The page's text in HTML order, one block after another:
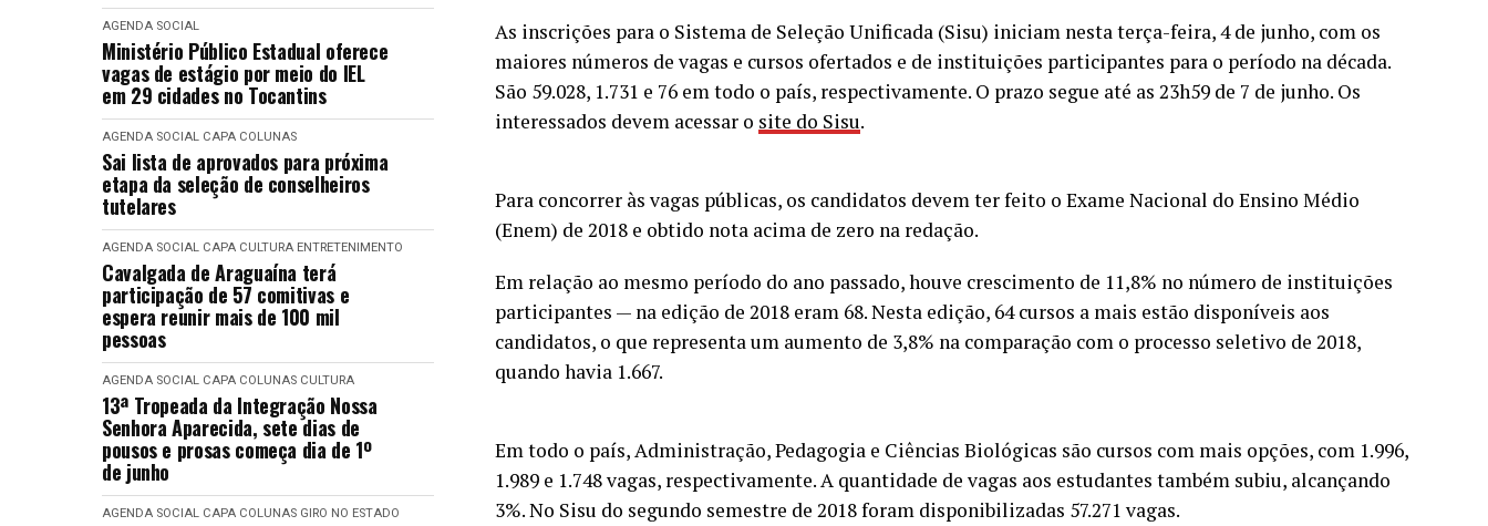
AGENDA SOCIAL
Ministério Público Estadual oferece
vagas de estágio por meio do IEL
em 29 cidades no Tocantins
AGENDA SOCIAL CAPA COLUNAS
Sai lista de aprovados para próxima
etapa da seleção de conselheiros
tutelares
AGENDA SOCIAL CAPA CULTURA ENTRETENIMENTO
Cavalgada de Araguaína terá
participação de 57 comitivas e
espera reunir mais de 100 mil
pessoas
AGENDA SOCIAL CAPA COLUNAS CULTURA
13ª Tropeada da Integração Nossa
Senhora Aparecida, sete dias de
pousos e prosas começa dia de 1º
de junho
AGENDA SOCIAL CAPA COLUNAS GIRO NO ESTADO
As inscrições para o Sistema de Seleção Unificada (Sisu) iniciam nesta terça-feira, 4 de junho, com os
maiores números de vagas e cursos ofertados e de instituições participantes para o período na década.
São 59.028, 1.731 e 76 em todo o país, respectivamente. O prazo segue até as 23h59 de 7 de junho. Os
interessados devem acessar o site do Sisu.
Para concorrer às vagas públicas, os candidatos devem ter feito o Exame Nacional do Ensino Médio
(Enem) de 2018 e obtido nota acima de zero na redação.
Em relação ao mesmo período do ano passado, houve crescimento de 11,8% no número de instituições
participantes — na edição de 2018 eram 68. Nesta edição, 64 cursos a mais estão disponíveis aos
candidatos, o que representa um aumento de 3,8% na comparação com o processo seletivo de 2018,
quando havia 1.667.
Em todo o país, Administração, Pedagogia e Ciências Biológicas são cursos com mais opções, com 1.996,
1.989 e 1.748 vagas, respectivamente. A quantidade de vagas aos estudantes também subiu, alcançando
3%. No Sisu do segundo semestre de 2018 foram disponibilizadas 57.271 vagas.